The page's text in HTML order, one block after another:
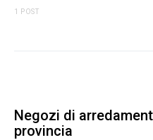
1 POST
Negozi di
provincia